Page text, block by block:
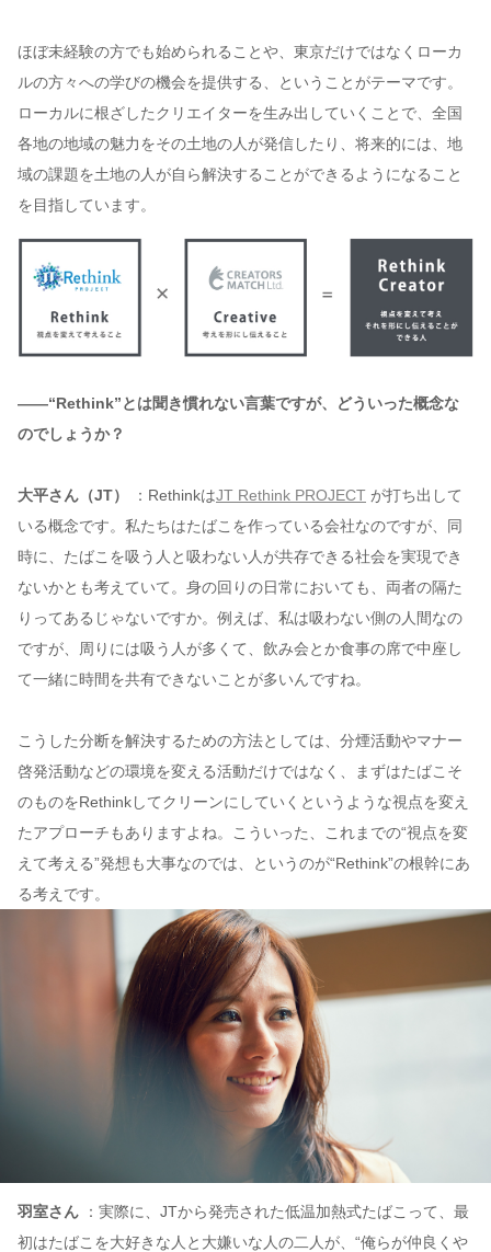
ほぼ未経験の方でも始められることや、東京だけではなくローカ
ルの方々への学びの機会を提供する、ということがテーマです。
ローカルに根ざしたクリエイターを生み出していくことで、全国
各地の地域の魅力をその土地の人が発信したり、将来的には、地
域の課題を土地の人が自ら解決することができるようになること
を目指しています。
——“Rethink”とは聞き慣れない言葉ですが、どういった概念な
のでしょうか？
大平さん（JT） ：RethinkはJT Rethink PROJECT が打ち出して
いる概念です。私たちはたばこを作っている会社なのですが、同
時に、たばこを吸う人と吸わない人が共存できる社会を実現でき
ないかとも考えていて。身の回りの日常においても、両者の隔た
りってあるじゃないですか。例えば、私は吸わない側の人間なの
ですが、周りには吸う人が多くて、飲み会とか食事の席で中座し
て一緒に時間を共有できないことが多いんですね。
こうした分断を解決するための方法としては、分煙活動やマナー
啓発活動などの環境を変える活動だけではなく、まずはたばこそ
のものをRethinkしてクリーンにしていくというような視点を変え
たアプローチもありますよね。こういった、これまでの“視点を変
えて考える”発想も大事なのでは、というのが“Rethink”の根幹にあ
る考えです。
羽室さん
：実際に、JTから発売された低温加熱式たばこって、最
初はたばこを大好きな人と大嫌いな人の二人が、“俺らが仲良くや